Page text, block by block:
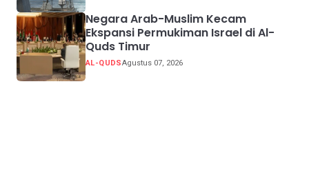
Negara Arab-Muslim Kecam
Ekspansi Permukiman Israel di Al-
Quds Timur
AL-QUDSAgustus 07, 2026